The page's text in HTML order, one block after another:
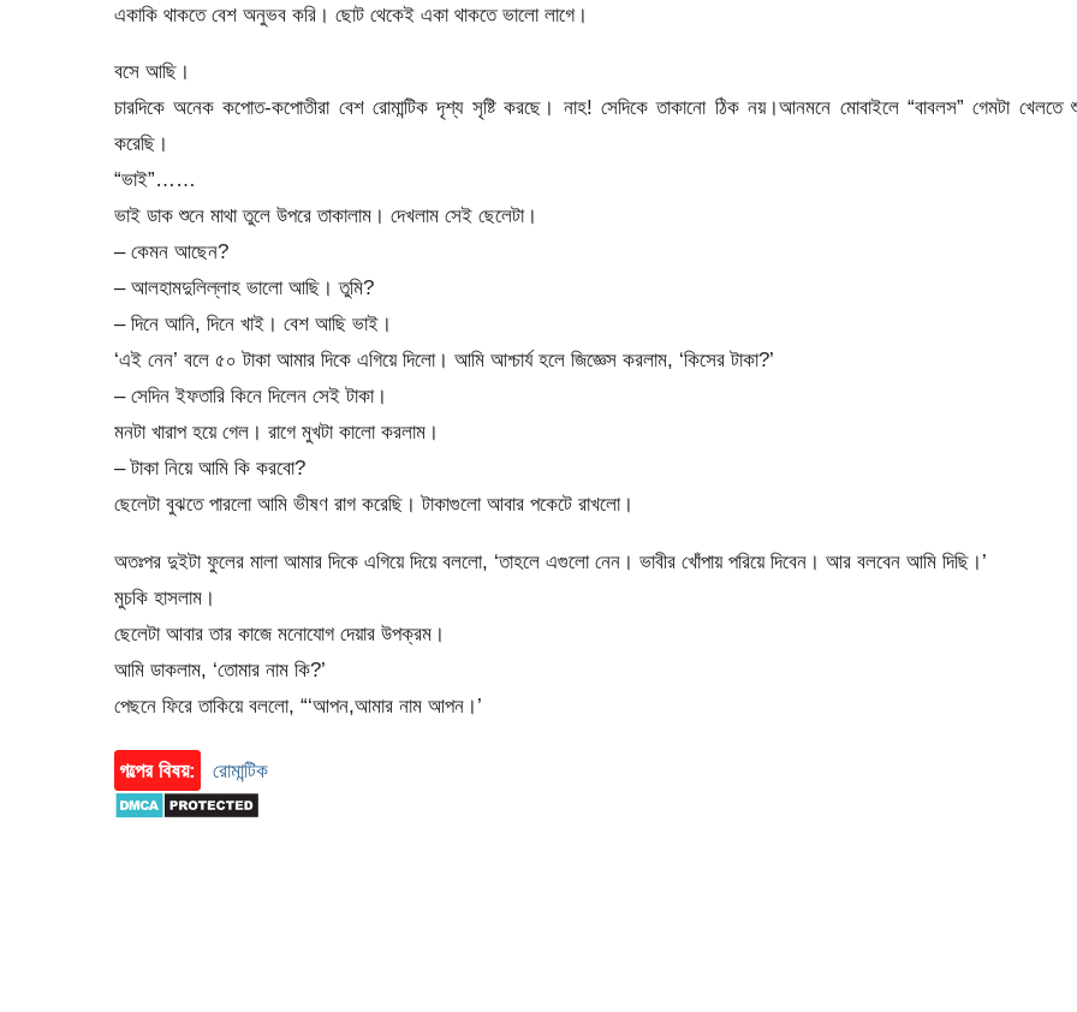
একাকি থাকতে বেশ অনুভব করি। ছোট থেকেই একা থাকতে ভালো লাগে।
বসে আছি।
চারদিকে অনেক কপোত-কপোতীরা বেশ রোমান্টিক দৃশ্য সৃষ্টি করছে। নাহ! সেদিকে তাকানো ঠিক নয়।আনমনে মোবাইলে “বাবলস” গেমটা খেলতে
করেছি।
“ভাই”……
ভাই ডাক শুনে মাথা তুলে উপরে তাকালাম। দেখলাম সেই ছেলেটা।
– কেমন আছেন?
– আলহামদুলিল্লাহ ভালো আছি। তুমি?
– দিনে আনি, দিনে খাই। বেশ আছি ভাই।
‘এই নেন’ বলে ৫০ টাকা আমার দিকে এগিয়ে দিলো। আমি আশ্চার্য হলে জিজ্ঞেস করলাম, ‘কিসের টাকা?’
– সেদিন ইফতারি কিনে দিলেন সেই টাকা।
মনটা খারাপ হয়ে গেল। রাগে মুখটা কালো করলাম।
– টাকা নিয়ে আমি কি করবো?
ছেলেটা বুঝতে পারলো আমি ভীষণ রাগ করেছি। টাকাগুলো আবার পকেটে রাখলো।
অতঃপর দুইটা ফুলের মালা আমার দিকে এগিয়ে দিয়ে বললো, ‘তাহলে এগুলো নেন। ভাবীর খোঁপায় পরিয়ে দিবেন। আর বলবেন আমি দিছি।’
মুচকি হাসলাম।
ছেলেটা আবার তার কাজে মনোযোগ দেয়ার উপক্রম।
আমি ডাকলাম, ‘তোমার নাম কি?’
পেছনে ফিরে তাকিয়ে বললো, “‘আপন,আমার নাম আপন।’
গল্পের বিষয়: রোমান্টিক